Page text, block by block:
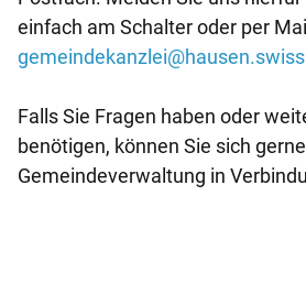
einfach am Schalter oder per
gemeindekanzlei@hausen.swiss
Falls Sie Fragen haben oder
benötigen, können Sie sich
Gemeindeverwaltung in